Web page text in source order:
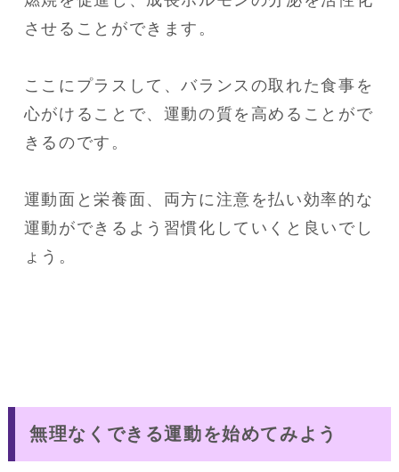
させることができます。
ここにプラスして、バランスの取れた食事を
心がけることで、運動の質を高めることがで
きるのです。
運動面と栄養面、両方に注意を払い効率的な
運動ができるよう習慣化していくと良いでし
ょう。
無理なくできる運動を始めてみよう